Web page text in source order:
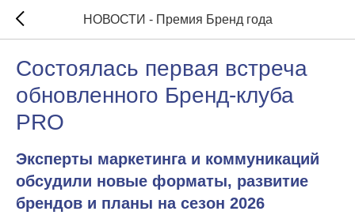
НОВОСТИ - Премия Бренд года
Состоялась первая встреча
обновленного Бренд-клуба
PRO
Эксперты маркетинга и коммуникаций
обсудили новые форматы, развитие
брендов и планы на сезон 2026